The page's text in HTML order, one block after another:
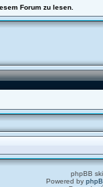
Forum zu lesen.
phpBB
Powered by